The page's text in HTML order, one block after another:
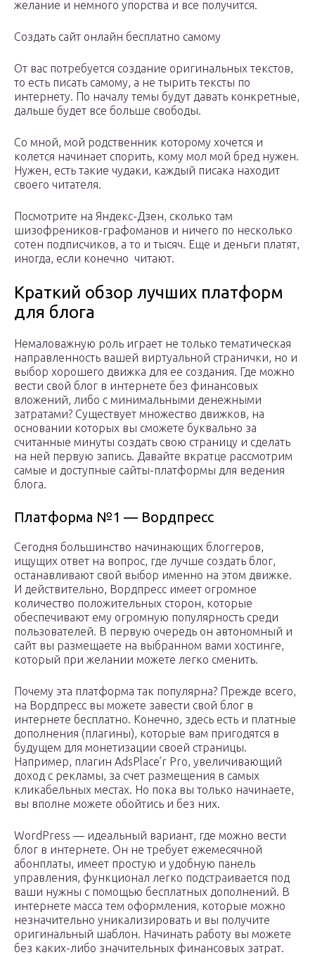
желание и немного упорства и все получится.
Создать сайт онлайн бесплатно самому
От вас потребуется создание оригинальных текстов,
то есть писать самому, а не тырить тексты по
интернету. По началу темы будут давать конкретные,
дальше будет все больше свободы.
Со мной, мой родственник которому хочется и
колется начинает спорить, кому мол мой бред нужен.
Нужен, есть такие чудаки, каждый писака находит
своего читателя.
Посмотрите на Яндекс-Дзен, сколько там
шизофреников-графоманов и ничего по несколько
сотен подписчиков, а то и тысяч. Еще и деньги платят,
иногда, если конечно читают.
Краткий обзор лучших платформ
для блога
Немаловажную роль играет не только тематическая
направленность вашей виртуальной странички, но и
выбор хорошего движка для ее создания. Где можно
вести свой блог в интернете без финансовых
вложений, либо с минимальными денежными
затратами? Существует множество движков, на
основании которых вы сможете буквально за
считанные минуты создать свою страницу и сделать
на ней первую запись. Давайте вкратце рассмотрим
самые и доступные сайты-платформы для ведения
блога.
Платформа №1 — Вордпресс
Сегодня большинство начинающих блоггеров,
ищущих ответ на вопрос, где лучше создать блог,
останавливают свой выбор именно на этом движке.
И действительно, Вордпресс имеет огромное
количество положительных сторон, которые
обеспечивают ему огромную популярность среди
пользователей. В первую очередь он автономный и
сайт вы размещаете на выбранном вами хостинге,
который при желании можете легко сменить.
Почему эта платформа так популярна? Прежде всего,
на Вордпресс вы можете завести свой блог в
интернете бесплатно. Конечно, здесь есть и платные
дополнения (плагины), которые вам пригодятся в
будущем для монетизации своей страницы.
Например, плагин AdsPlace’r Pro, увеличивающий
доход с рекламы, за счет размещения в самых
кликабельных местах. Но пока вы только начинаете,
вы вполне можете обойтись и без них.
WordPress — идеальный вариант, где можно вести
блог в интернете. Он не требует ежемесячной
абонплаты, имеет простую и удобную панель
управления, функционал легко подстраивается под
ваши нужны с помощью бесплатных дополнений. В
интернете масса тем оформления, которые можно
незначительно уникализировать и вы получите
оригинальный шаблон. Начинать работу вы можете
без каких-либо значительных финансовых затрат.